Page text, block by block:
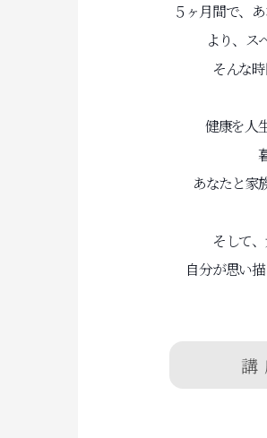
５ヶ月間で、
より、ス
そんな
健康を人
あなたと家
そして
自分が思い